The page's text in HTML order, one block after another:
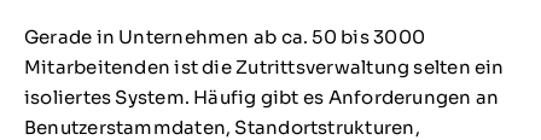
Gerade in Unternehmen ab ca. 50 bis 3000
Mitarbeitenden ist die Zutrittsverwaltung selten ein
isoliertes System. Häufig gibt es Anforderungen an
Benutzerstammdaten, Standortstrukturen,